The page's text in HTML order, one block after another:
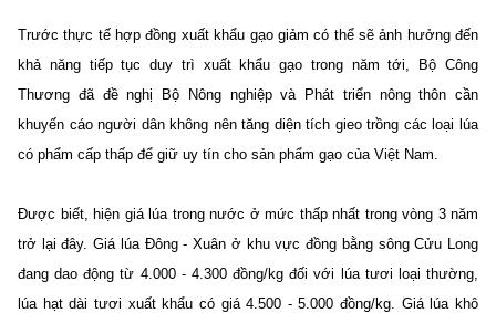
Trước thực tế hợp đồng xuất khẩu gạo giảm có thể sẽ ảnh hưởng đến
khả năng tiếp tục duy trì xuất khẩu gạo trong năm tới, Bộ Công
Thương đã đề nghị Bộ Nông nghiệp và Phát triển nông thôn cần
khuyến cáo người dân không nên tăng diện tích gieo trồng các loại lúa
có phẩm cấp thấp để giữ uy tín cho sản phẩm gạo của Việt Nam.
Được biết, hiện giá lúa trong nước ở mức thấp nhất trong vòng 3 năm
trở lại đây. Giá lúa Đông - Xuân ở khu vực đồng bằng sông Cửu Long
đang dao động từ 4.000 - 4.300 đồng/kg đối với lúa tươi loại thường,
lúa hạt dài tươi xuất khẩu có giá 4.500 - 5.000 đồng/kg. Giá lúa khô